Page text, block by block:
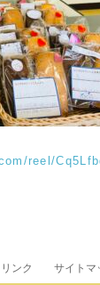
reel/
リンク サイトマ